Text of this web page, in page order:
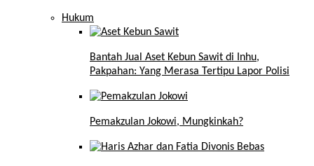
Hukum
Bantah Jual Aset Kebun Sawit di Inhu,
Pakpahan: Yang Merasa Tertipu Lapor Polisi
Pemakzulan Jokowi, Mungkinkah?